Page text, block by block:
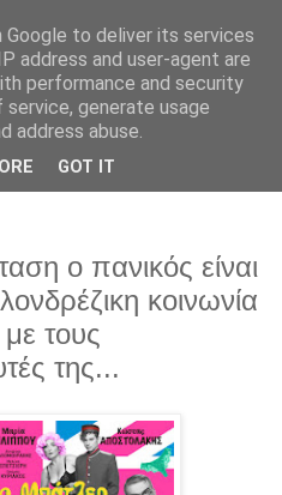
ο πανικός είναι
κοινωνία
με τους
της...
to deliver its services
address and user-agent are
performance and security
generate usage
address abuse.
GOT IT